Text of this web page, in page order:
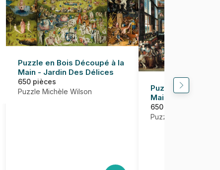
Puzzle en Bois Découpé à la
Main - Jardin Des Délices
650 pièces
Puzzle Michèle Wilson
Puzzle en Bois
Main - La Galerie
Cornelis
650 pièces
Puzzle Michèle